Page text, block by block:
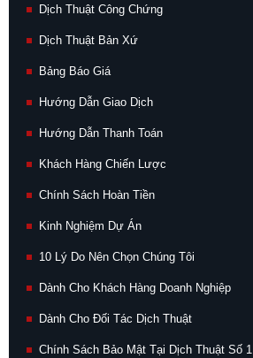
Dịch Thuật Công Chứng
Dịch Thuật Bản Xứ
Bảng Báo Giá
Hướng Dẫn Giao Dịch
Hướng Dẫn Thanh Toán
Khách Hàng Chiến Lược
Chính Sách Hoàn Tiền
Kinh Nghiệm Dự Án
10 Lý Do Nên Chọn Chúng Tôi
Dành Cho Khách Hàng Doanh Nghiệp
Dành Cho Đối Tác Dịch Thuật
Chính Sách Bảo Mật Tại Dịch Thuật Số 1